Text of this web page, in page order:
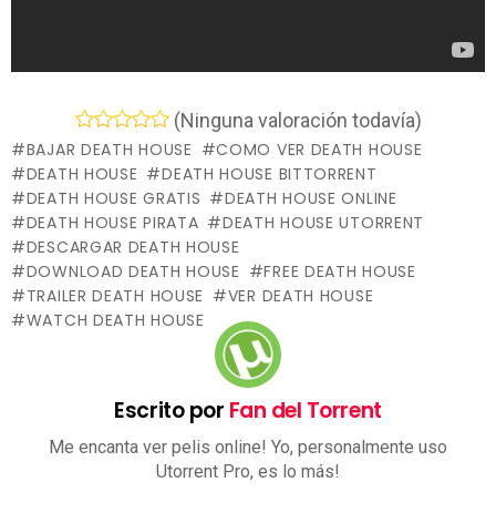
(Ninguna valoración todavía)
BAJAR DEATH HOUSE
COMO VER DEATH HOUSE
DEATH HOUSE
DEATH HOUSE BITTORRENT
DEATH HOUSE GRATIS
DEATH HOUSE ONLINE
DEATH HOUSE PIRATA
DEATH HOUSE UTORRENT
DESCARGAR DEATH HOUSE
DOWNLOAD DEATH HOUSE
FREE DEATH HOUSE
TRAILER DEATH HOUSE
VER DEATH HOUSE
WATCH DEATH HOUSE
Escrito por Fan del Torrent
Me encanta ver pelis online! Yo, personalmente uso
Utorrent Pro, es lo más!